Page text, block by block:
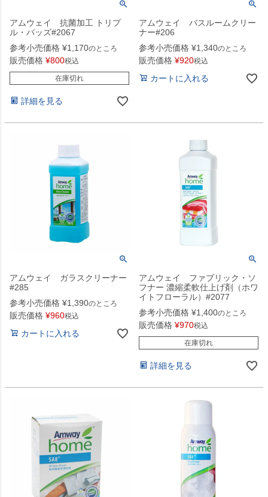
アムウェイ 抗菌加工 トリプ
ル・バッズ#2067
参考小売価格 ¥1,170のところ
販売価格 ¥800税込
在庫切れ
詳細を見る
アムウェイ バスルームクリー
ナー#206
参考小売価格 ¥1,340のところ
販売価格 ¥920税込
カートに入れる
アムウェイ ガラスクリーナー
#285
参考小売価格 ¥1,390のところ
販売価格 ¥960税込
カートに入れる
アムウェイ ファブリック・ソ
フナー 濃縮柔軟仕上げ剤（ホワ
イトフローラル）#2077
参考小売価格 ¥1,400のところ
販売価格 ¥970税込
在庫切れ
詳細を見る